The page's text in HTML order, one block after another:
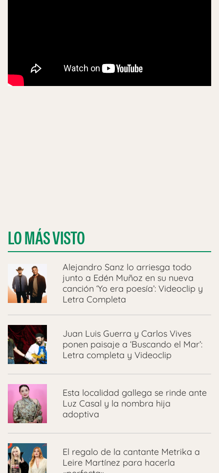
LO MÁS VISTO
Alejandro Sanz lo arriesga todo
junto a Edén Muñoz en su nueva
canción ‘Yo era poesía’: Videoclip y
Letra Completa
Juan Luis Guerra y Carlos Vives
ponen paisaje a ‘Buscando el Mar’:
Letra completa y Videoclip
Esta localidad gallega se rinde ante
Luz Casal y la nombra hija
adoptiva
El regalo de la cantante Metrika a
Leire Martínez para hacerla